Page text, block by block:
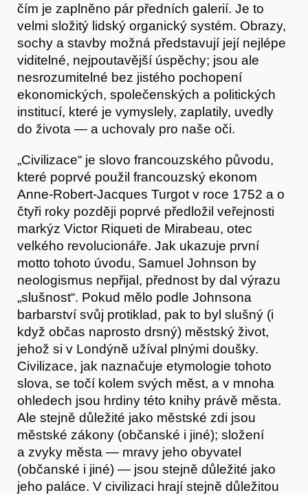
čím je zaplněno pár předních galerií. Je to
velmi složitý lidský organický systém. Obrazy,
sochy a stavby možná představují její nejlépe
viditelné, nejpoutavější úspěchy; jsou ale
nesrozumitelné bez jistého pochopení
ekonomických, společenských a politických
institucí, které je vymyslely, zaplatily, uvedly
do života — a uchovaly pro naše oči.
„Civilizace“ je slovo francouzského původu,
které poprvé použil francouzský ekonom
Anne-Robert-Jacques Turgot v roce 1752 a o
čtyři roky později poprvé předložil veřejnosti
markýz Victor Riqueti de Mirabeau, otec
velkého revolucionáře. Jak ukazuje první
motto tohoto úvodu, Samuel Johnson by
neologismus nepřijal, přednost by dal výrazu
„slušnost“. Pokud mělo podle Johnsona
barbarství svůj protiklad, pak to byl slušný (i
když občas naprosto drsný) městský život,
jehož si v Londýně užíval plnými doušky.
Civilizace, jak naznačuje etymologie tohoto
slova, se točí kolem svých měst, a v mnoha
ohledech jsou hrdiny této knihy právě města.
Ale stejně důležité jako městské zdi jsou
městské zákony (občanské i jiné); složení
a zvyky města — mravy jeho obyvatel
(občanské i jiné) — jsou stejně důležité jako
jeho paláce. V civilizaci hrají stejně důležitou